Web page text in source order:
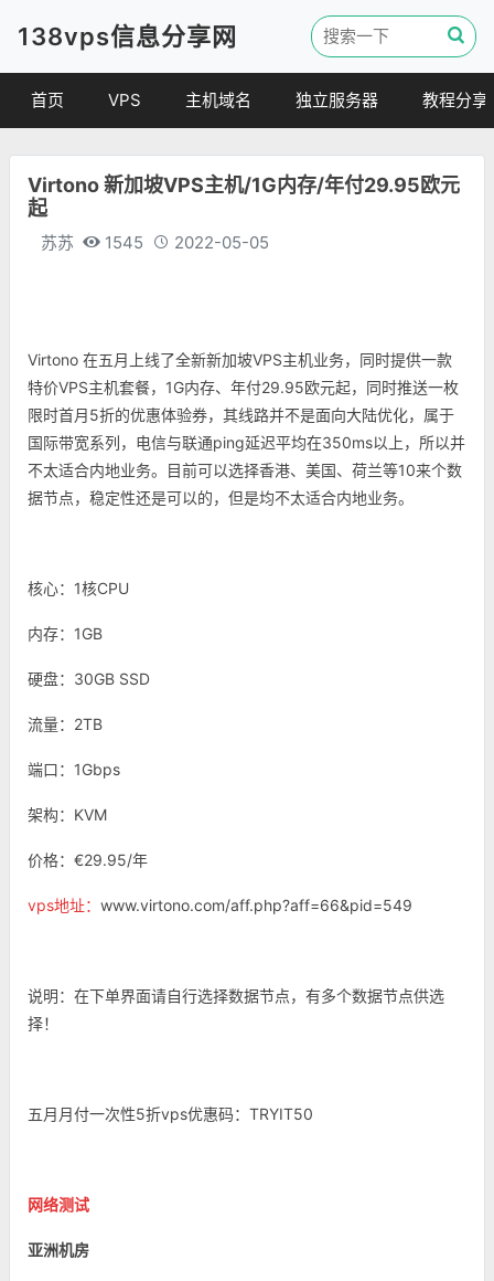
138vps信息分享网
首页 VPS
便宜VPS
主机域名
虚拟主机
独立服务器 教程分享
建站教程
Virtono 新加坡VPS主机/1G内存/年付29.95欧元
起
苏苏 1545 2022-05-05
Virtono 在五月上线了全新新加坡VPS主机业务，同时提供一款
特价VPS主机套餐，1G内存、年付29.95欧元起，同时推送一枚
限时首月5折的优惠体验券，其线路并不是面向大陆优化，属于
国际带宽系列，电信与联通ping延迟平均在350ms以上，所以并
不太适合内地业务。目前可以选择香港、美国、荷兰等10来个数
据节点，稳定性还是可以的，但是均不太适合内地业务。
核心：1核CPU
内存：1GB
硬盘：30GB SSD
流量：2TB
端口：1Gbps
架构：KVM
价格：€29.95/年
vps地址： www.virtono.com/aff.php?aff=66&pid=549
说明：在下单界面请自行选择数据节点，有多个数据节点供选
择！
五月月付一次性5折vps优惠码：TRYIT50
网络测试
亚洲机房